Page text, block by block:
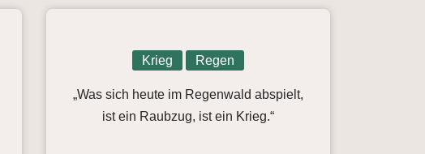
Krieg Regen
„Was sich heute im Regenwald abspielt,
ist ein Raubzug, ist ein Krieg.“